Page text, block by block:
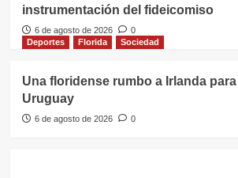
instrumentación del fideicomiso
6 de agosto de 2026
0
Deportes
Florida Sociedad
Una floridense rumbo a Irlanda
Uruguay
6 de agosto de 2026 0